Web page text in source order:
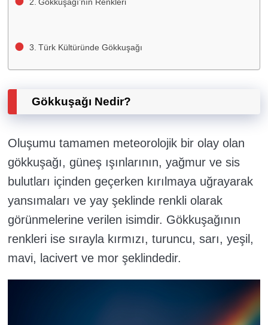
Türk Kültüründe Gökkuşağı
Gökkuşağı Nedir?
Oluşumu tamamen meteorolojik bir olay olan
gökkuşağı, güneş ışınlarının, yağmur ve sis
bulutları içinden geçerken kırılmaya uğrayarak
yansımaları ve yay şeklinde renkli olarak
görünmelerine verilen isimdir. Gökkuşağının
renkleri ise sırayla kırmızı, turuncu, sarı, yeşil,
mavi, lacivert ve mor şeklindedir.